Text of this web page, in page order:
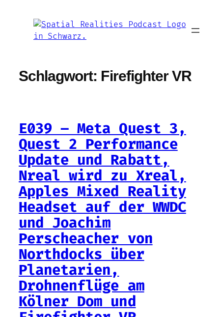
springen
Schlagwort: Firefighter VR
E039 – Meta Quest 3,
Quest 2 Performance
Update und Rabatt,
Nreal wird zu Xreal,
Apples Mixed Reality
Headset auf der WWDC
und Joachim
Perscheacher von
Northdocks über
Planetarien,
Drohnenflüge am
Kölner Dom und